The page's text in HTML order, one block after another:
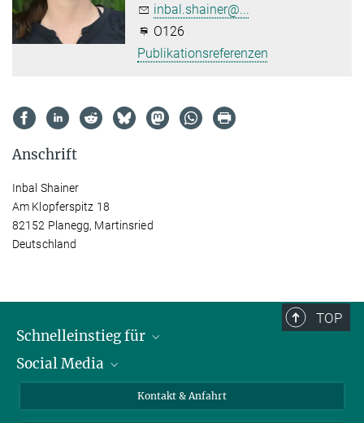
inbal.shainer@...
O126
Publikationsreferenzen
Anschrift
Inbal Shainer
Am Klopferspitz 18
82152 Planegg, Martinsried
Deutschland
TOP
Schnelleinstieg für
Journalist*innen
Social Media
Kontakt & Anfahrt